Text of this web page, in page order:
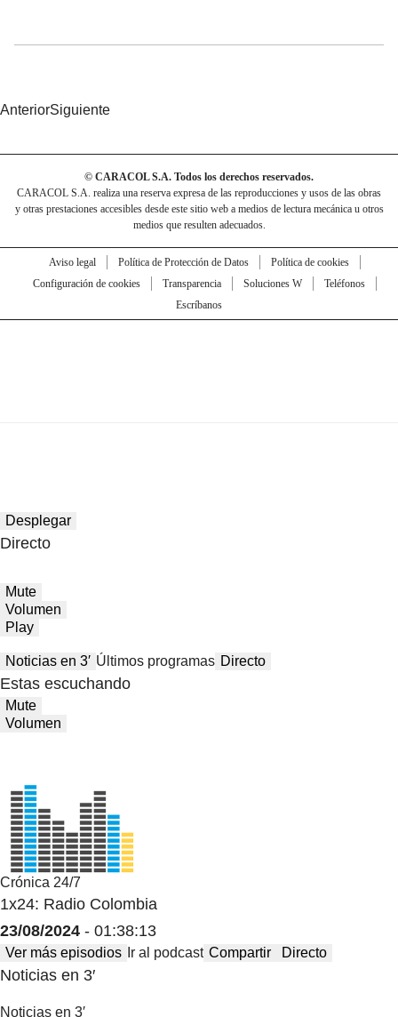
AnteriorSiguiente
© CARACOL S.A. Todos los derechos reservados.
CARACOL S.A. realiza una reserva expresa de las reproducciones y usos de las obras
y otras prestaciones accesibles desde este sitio web a medios de lectura mecánica u otros
medios que resulten adecuados.
Aviso legal Política de Protección de Datos
Política de cookies
Configuración de cookies
Transparencia Soluciones W
Teléfonos
Escríbanos
Desplegar
Directo
Mute
Volumen
Play
Noticias en 3′ Últimos programas Directo
Estas escuchando
Mute
Volumen
Crónica 24/7
1x24: Radio Colombia
23/08/2024 - 01:38:13
Ver más episodios Ir al podcast Compartir Directo
Noticias en 3′
Noticias en 3′